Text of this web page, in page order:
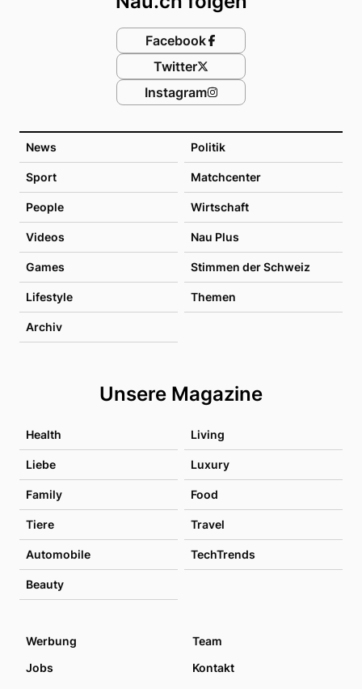
News Politik
Sport Matchcenter
People Wirtschaft
Videos Nau Plus
Games Stimmen der Schweiz
Lifestyle Themen
Archiv
Unsere Magazine
Health Living
Liebe Luxury
Family Food
Tiere Travel
Automobile TechTrends
Beauty
Facebook
Twitter
Instagram
Werbung
Team
Jobs
Kontakt